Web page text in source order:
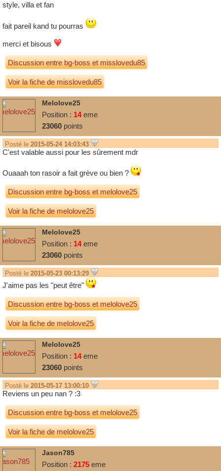
style, villa et fan
fait pareil kand tu pourras
merci et bisous
Discussion entrebg-bossetmisslovedu85
Voir la fiche de misslovedu85
Melolove25
Position : 14eme
23060 points
Posté le 2015-05-24 14:03:43
C'est valable aussi pour les sûrement mdr
Ouaaah ton rasoir a fait grève ou bien ?
Discussion entrebg-bossetmelolove25
Voir la fiche de melolove25
Melolove25
Position : 14eme
23060 points
Posté le 2015-05-23 00:13:29
J'aime pas les "peut être"
Discussion entrebg-bossetmelolove25
Voir la fiche de melolove25
Melolove25
Position : 14eme
23060 points
Posté le 2015-05-17 13:00:10
Reviens un peu nan ? :3
Discussion entrebg-bossetmelolove25
Voir la fiche de melolove25
Jason785
Position : 2175 eme